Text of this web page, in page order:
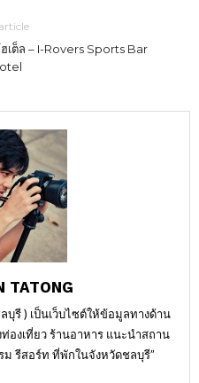
เต็ล – I-Rovers Sports Bar
TATONG
บุรี ) เป็นเว็บไซต์ให้ข้อมูลทางด้าน
องเที่ยว ร้านอาหาร แนะนำสถาน
ม รีสอร์ท ที่พักในจังหวัดชลบุรี”